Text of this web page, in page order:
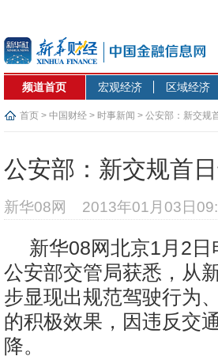
频道首页 宏观经济 区域经济
首页 > 中国财经 > 时事新闻 > 公安部：新交规
公安部：新交规首
新华08网 2013年01月03日
新华08网北京1月2
公安部交管局获悉，从
步显现出规范驾驶行为
的积极效果，因违反交
降。